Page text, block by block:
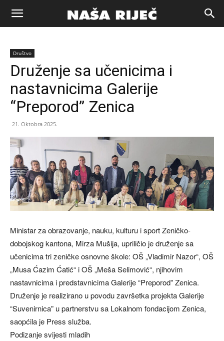
Naša
riječ
Zenica
Društvo
Druženje sa učenicima i
nastavnicima Galerije
“Preporod” Zenica
21. Oktobra 2025.
Ministar za obrazovanje, nauku, kulturu i sport Zeničko-
dobojskog kantona, Mirza Mušija, upriličio je druženje sa
učenicima tri zeničke osnovne škole: OŠ „Vladimir Nazor“, OŠ
„Musa Ćazim Ćatić“ i OŠ „Meša Selimović“, njihovim
nastavnicima i predstavnicima Galerije “Preporod” Zenica.
Druženje je realizirano u povodu završetka projekta Galerije
“Suvenirnica” u partnerstvu sa Lokalnom fondacijom Zenica,
saopćila je Press služba.
Podizanje svijesti mladih